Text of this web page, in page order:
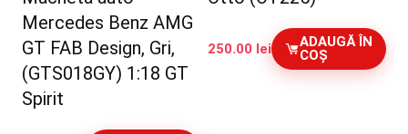
Mercedes Benz AMG
GT FAB Design, Gri,
(GTS018GY) 1:18 GT
Spirit
250.00 lei
ADAUGĂ ÎN
COȘ